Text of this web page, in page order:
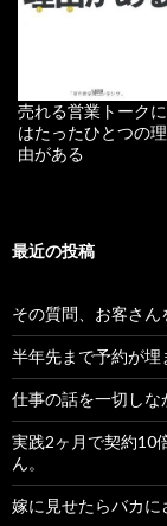
売れる営業トークに
はたったひとつの理
由がある
最近の投稿
その質問、お客さん
半年先まで予約が
仕事の話を一切し
実践2ヶ月で契約10
ん。
嫁に見せたらバカ